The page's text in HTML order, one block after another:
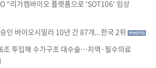
“리가켐바이오 플랫폼으로 'SOT106' 임상
인 바이오시밀러 10년 간 87개...한국 2위
조 투입해 수가구조 대수술…지역·필수의료